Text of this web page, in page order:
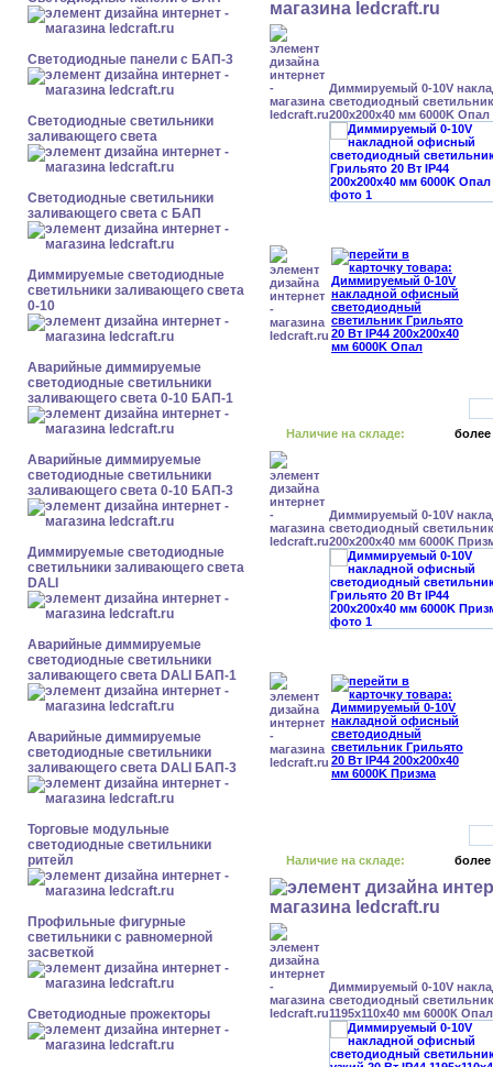
Cветодиодные панели с БАП-3
Светодиодные светильники
заливающего света
Светодиодные светильники
заливающего света с БАП
Диммируемые светодиодные
светильники заливающего света
0-10
Аварийные диммируемые
светодиодные светильники
заливающего света 0-10 БАП-1
Аварийные диммируемые
светодиодные светильники
заливающего света 0-10 БАП-3
Диммируемые светодиодные
светильники заливающего света
DALI
Аварийные диммируемые
светодиодные светильники
заливающего света DALI БАП-1
Аварийные диммируемые
светодиодные светильники
заливающего света DALI БАП-3
Торговые модульные
светодиодные светильники
ритейл
Профильные фигурные
светильники с равномерной
засветкой
Светодиодные прожекторы
Диммируемый 0-10V
светодиодный
200x200x40 мм 6000K Опал
Наличие на складе: более
Диммируемый 0-10V
светодиодный
200x200x40 мм 6000K
Наличие на складе: более
Диммируемый 0-10V
светодиодный светильник
1195x110x40 мм 6000К Опал